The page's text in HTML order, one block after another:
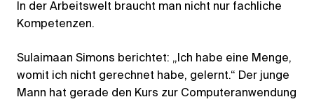
In der Arbeitswelt braucht man nicht nur fachliche
Kompetenzen.
Sulaimaan Simons berichtet: „Ich habe eine Menge,
womit ich nicht gerechnet habe, gelernt.“ Der junge
Mann hat gerade den Kurs zur Computeranwendung